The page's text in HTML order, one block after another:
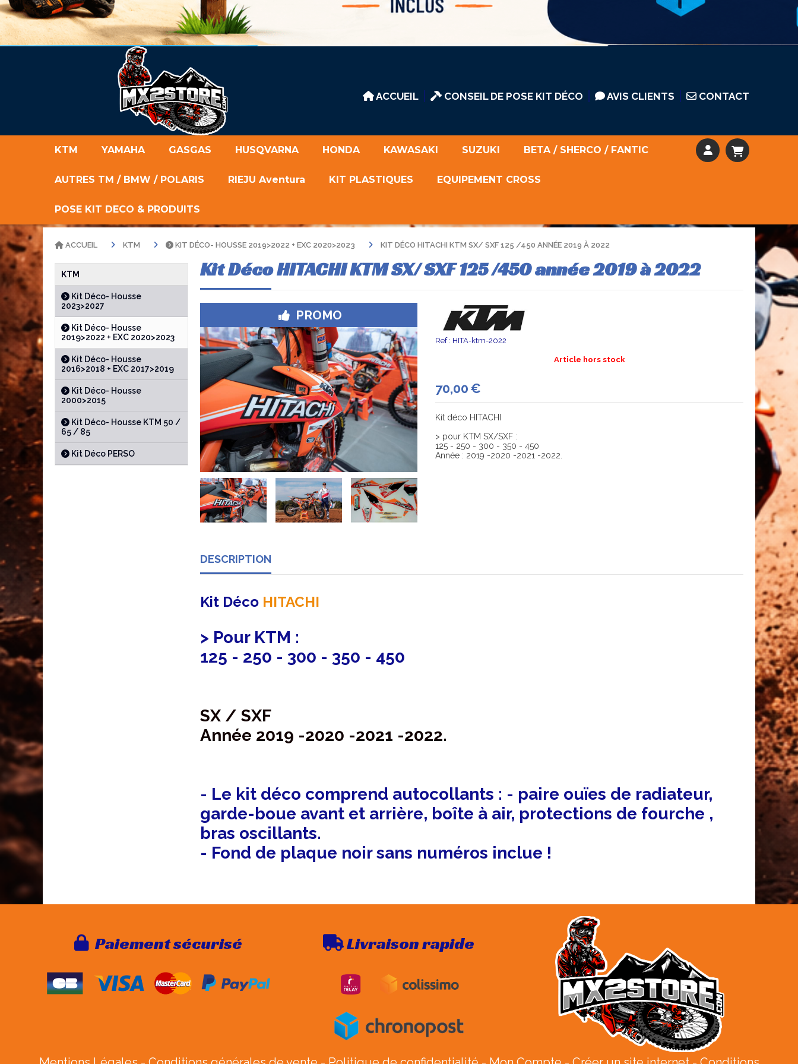
ACCUEIL CONSEIL DE POSE KIT DÉCO AVIS CLIENTS CONTACT
KTM YAMAHA GASGAS HUSQVARNA HONDA KAWASAKI SUZUKI BETA / SHERCO / FANTIC
AUTRES TM / BMW / POLARIS RIEJU Aventura KIT PLASTIQUES EQUIPEMENT CROSS
POSE KIT DECO & PRODUITS
KTM
Kit Déco- Housse
2023>2027
Kit Déco- Housse
2019>2022 + EXC 2020>2023
Kit Déco- Housse
2016>2018 + EXC 2017>2019
Kit Déco- Housse
2000>2015
Kit Déco- Housse KTM 50 /
65 / 85
Kit Déco PERSO
ACCUEIL KTM KIT DÉCO- HOUSSE 2019>2022 + EXC 2020>2023 KIT DÉCO HITACHI KTM SX/ SXF 125 /450 ANNÉE 2019 À 2022
Kit Déco HITACHI KTM SX/ SXF 125 /450 année 2019 à 2022
PROMO
Ref : HITA-ktm-2022
70,00€
Article hors stock
Kit déco HITACHI
> pour KTM SX/SXF :
125 - 250 - 300 - 350 - 450
Année : 2019 -2020 -2021 -2022.
DESCRIPTION
Kit Déco HITACHI
> Pour KTM :
125 - 250 - 300 - 350 - 450
SX / SXF
Année 2019 -2020 -2021 -2022.
- Le kit déco comprend autocollants : - paire ouïes de radiateur,
garde-boue avant et arrière, boîte à air, protections de fourche ,
bras oscillants.
- Fond de plaque noir sans numéros inclue !
 Paiement sécurisé Livraison rapide